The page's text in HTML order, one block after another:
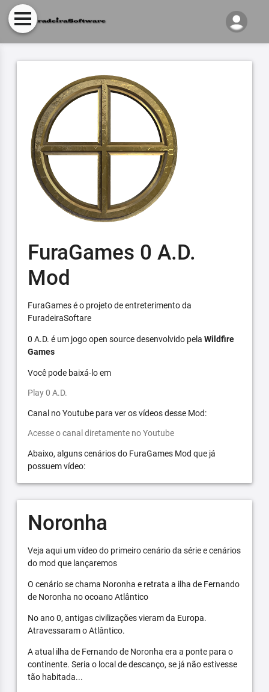
FuraGames 0 A.D.
Mod
FuraGames é o projeto de entreterimento da
FuradeiraSoftare
0 A.D. é um jogo open source desenvolvido pela Wildfire
Games
Você pode baixá-lo em
Play 0 A.D.
Canal no Youtube para ver os vídeos desse Mod:
Acesse o canal diretamente no Youtube
Abaixo, alguns cenários do FuraGames Mod que já
possuem vídeo:
Noronha
Veja aqui um vídeo do primeiro cenário da série e cenários
do mod que lançaremos
O cenário se chama Noronha e retrata a ilha de Fernando
de Noronha no ocoano Atlântico
No ano 0, antigas civilizações vieram da Europa.
Atravessaram o Atlântico.
A atual ilha de Fernando de Noronha era a ponte para o
continente. Seria o local de descanço, se já não estivesse
tão habitada...